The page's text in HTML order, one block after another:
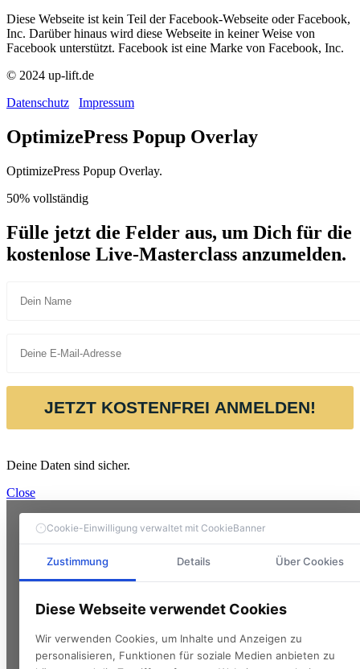
Diese Webseite ist kein Teil der Facebook-Webseite oder Facebook,
Inc. Darüber hinaus wird diese Webseite in keiner Weise von
Facebook unterstützt. Facebook ist eine Marke von Facebook, Inc.
© 2024 up-lift.de
Datenschutz
Impressum
OptimizePress Popup Overlay
OptimizePress Popup Overlay.
50% vollständig
Fülle jetzt die Felder aus, um Dich für die
kostenlose Live-Masterclass anzumelden.
JETZT KOSTENFREI ANMELDEN!
Deine Daten sind sicher.
Close
Cookie-Einwilligung verwaltet mit CookieBanner
Zustimmung Details Über Cookies
Diese Webseite verwendet Cookies
Wir verwenden Cookies, um Inhalte und Anzeigen zu
personalisieren, Funktionen für soziale Medien anbieten zu